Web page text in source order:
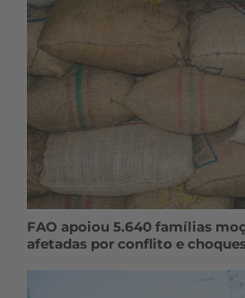
FAO apoiou 5.640 famílias
afetadas por conflito e